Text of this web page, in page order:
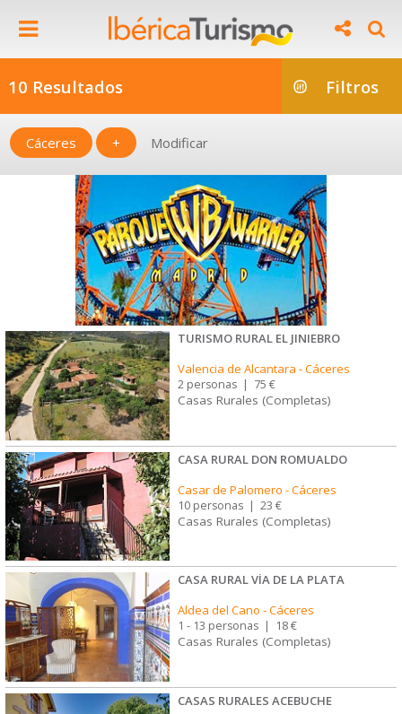
10 Resultados Filtros
Cáceres + Modificar
TURISMO RURAL EL JINIEBRO
Valencia de Alcantara -Cáceres
2 personas | 75 €
Casas Rurales (Completas)
CASA RURAL DON ROMUALDO
Casar de Palomero -Cáceres
10 personas | 23 €
Casas Rurales (Completas)
CASA RURAL VÍA DE LA PLATA
Aldea del Cano -Cáceres
1 - 13 personas 18 €
Casas Rurales (Completas)
CASAS RURALES ACEBUCHE